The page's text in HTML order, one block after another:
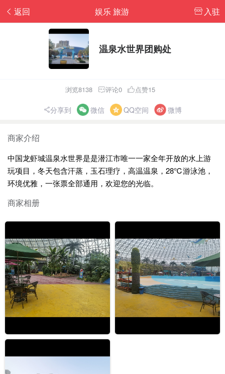
返回 入驻
娱乐 旅游
温泉水世界团购处
浏览8138 评论0 点赞15
分享到 微信 QQ空间 微博
商家介绍
中国龙虾城温泉水世界是是潜江市唯一一家全年开放的水上游
玩项目，冬天包含汗蒸，玉石理疗，高温温泉，28℃游泳池，
环境优雅，一张票全部通用，欢迎您的光临。
商家相册